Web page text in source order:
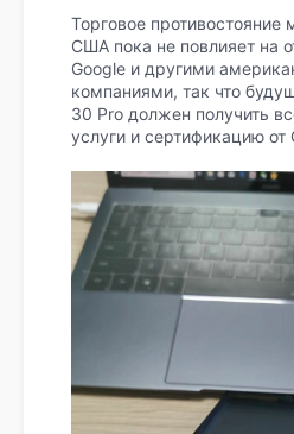
Торговое
США пока не повлияет на
Google и другими
компаниями, так что
30 Pro должен получить
услуги и сертификацию от